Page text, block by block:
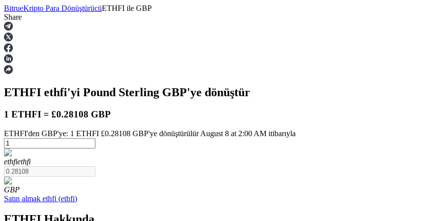
Vadeli İşlemler
USDT Vadeli İşlemleri
Teminat olarak USDT kullanan vadeli işlemler
BitrueKripto Para DönüştürücüETHFI ile GBP
Share
ETHFI ethfi'yi Pound Sterling GBP'ye dönüştür
1 ETHFI = £0.28108 GBP
ETHFI'den GBP'ye: 1 ETHFI £0.28108 GBP'ye dönüştürülür August 8 at 2:00 AM itibarıyla
ethfiethfi
GBP
Satın almak ethfi (ethfi)